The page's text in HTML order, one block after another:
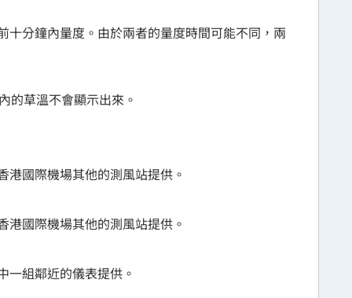
十分鐘內量度。由於兩者的量度時間可能不同，兩
的草溫不會顯示出來。
國際機場其他的測風站提供。
國際機場其他的測風站提供。
一組鄰近的儀表提供。